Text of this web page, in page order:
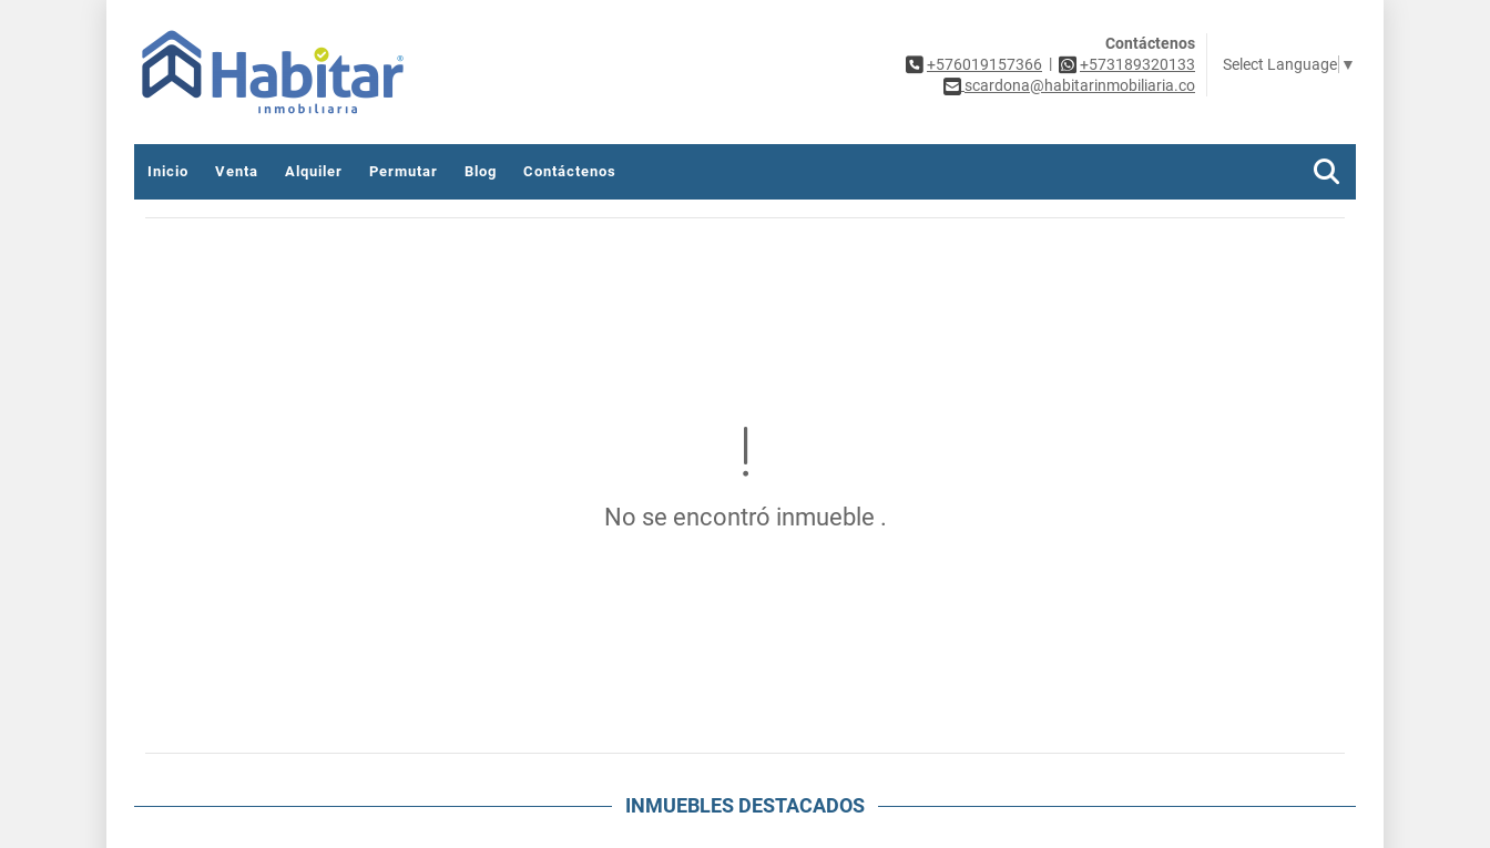
Contáctenos
+576019157366 |
+573189320133
scardona@habitarinmobiliaria.co
Select Language ▼
Inicio Venta Alquiler Permutar Blog Contáctenos
No se encontró inmueble .
INMUEBLES DESTACADOS